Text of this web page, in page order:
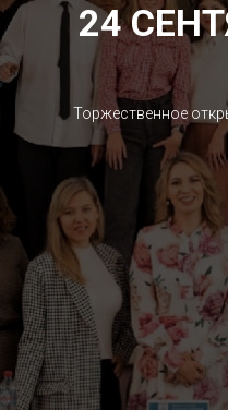
24
Торжественное